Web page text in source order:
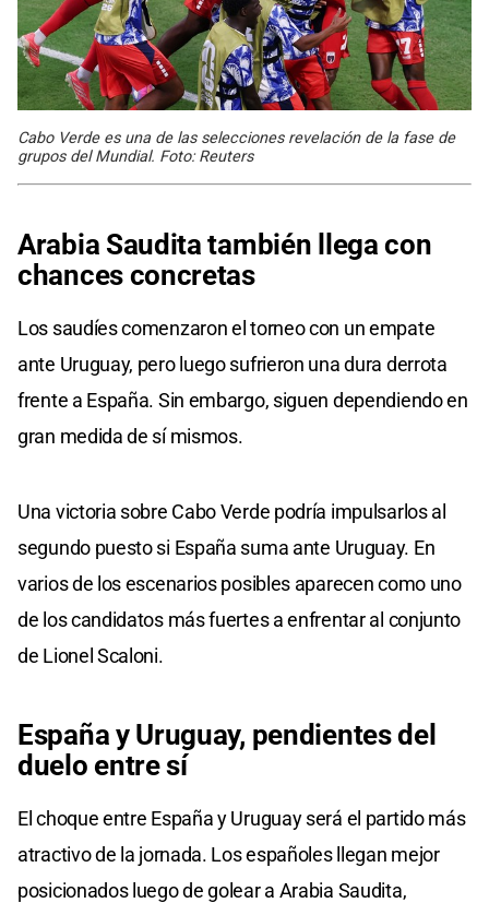
Cabo Verde es una de las selecciones revelación de la fase de
grupos del Mundial. Foto: Reuters
Arabia Saudita también llega con
chances concretas
Los saudíes comenzaron el torneo con un empate
ante Uruguay, pero luego sufrieron una dura derrota
frente a España. Sin embargo, siguen dependiendo en
gran medida de sí mismos.
Una victoria sobre Cabo Verde podría impulsarlos al
segundo puesto si España suma ante Uruguay. En
varios de los escenarios posibles aparecen como uno
de los candidatos más fuertes a enfrentar al conjunto
de Lionel Scaloni.
España y Uruguay, pendientes del
duelo entre sí
El choque entre España y Uruguay será el partido más
atractivo de la jornada. Los españoles llegan mejor
posicionados luego de golear a Arabia Saudita,